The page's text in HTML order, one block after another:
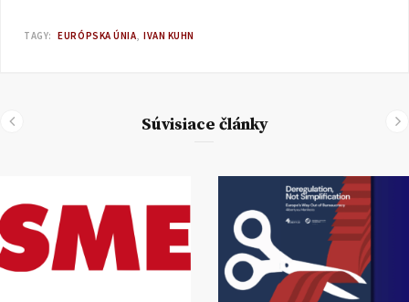
TAGY: EURÓPSKA ÚNIA IVAN KUHN
Súvisiace články